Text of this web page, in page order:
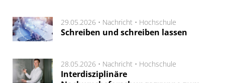
29.05.2026 • Nachricht • Hochschule
Schreiben und schreiben lassen
28.05.2026 • Nachricht • Hochschule
Interdisziplinäre